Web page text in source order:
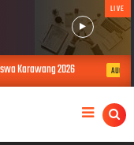
LIVE
2026 AUG 06, 2026 LBH